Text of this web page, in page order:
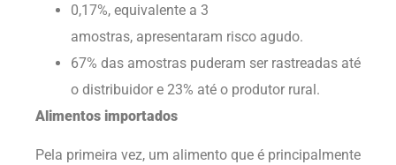
0,17%, equivalente a 3
amostras, apresentaram risco agudo.
67% das amostras puderam ser rastreadas até
o distribuidor e 23% até o produtor rural.
Alimentos importados
Pela primeira vez, um alimento que é principalmente